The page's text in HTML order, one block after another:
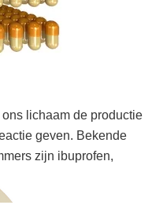
lichaam de productie
geven. Bekende
zijn ibuprofen,